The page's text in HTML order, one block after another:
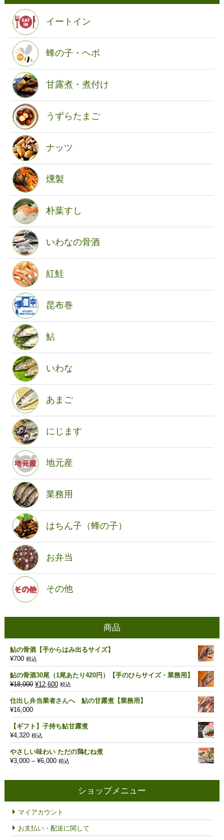
イートイン
蜂の子・ヘボ
甘露煮・煮付け
うずらたまご
ナッツ
燻製
朴葉すし
いわなの骨酒
紅鮭
昆布巻
鮎
いわな
あまご
にじます
地元産
業務用
はちん子（蜂の子）
お弁当
その他
商品
鮎の骨酒【手からはみ出るサイズ】
¥700 税込
鮎の骨酒30尾（1尾あたり420円）【手のひらサイズ・業務用】
¥18,000 元
の
価
は
¥18,000
で
し
た。
¥12,600現
在
の
格
は
す。
税込
仕出し弁当業者さんへ 鮎の甘露煮【業務用】
¥16,000
【ギフト】子持ち鮎甘露煮
¥4,320 税込
やさしい味わい ただの鶏むね煮
¥3,000 – ¥6,000価
帯:
税込
ショップメニュー
マイアカウント
お支払い・配送に関して